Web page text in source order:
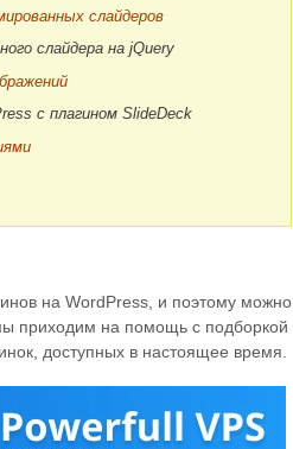
слайдеров
слайдера на jQuery
с плагином SlideDeck
на WordPress, и поэтому можно
приходим на помощь с подборкой
доступных в настоящее время.